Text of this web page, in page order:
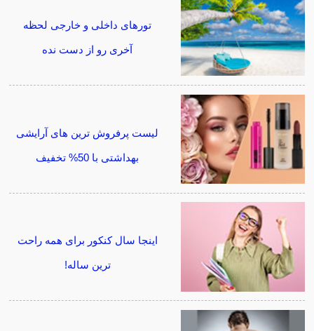
تورهای داخلی و خارجی لحظه
آخری رو از دست نده
لیست پرفروش ترین های آرایشی
بهداشتی با 50% تخفیف
اینجا سال کنکور برای همه راحت
ترین ساله!